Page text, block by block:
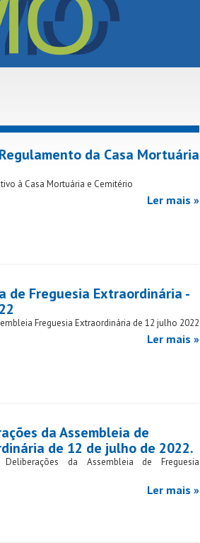
da Casa Mortuária
à Casa Mortuária e Cemitério
Ler mais »
de Freguesia Extraordinária -
Freguesia Extraordinária de 12 julho 2022
Ler mais »
da Assembleia de
de 12 de julho de 2022.
da Assembleia de Freguesia
Ler mais »